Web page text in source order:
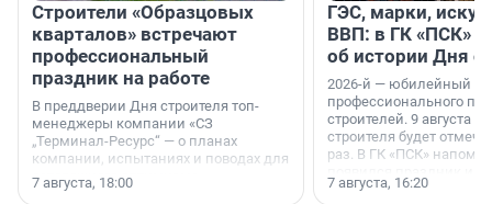
Строители «Образцовых
кварталов» встречают
профессиональный
праздник на работе
В преддверии Дня строителя топ-
менеджеры компании «СЗ
„Терминал-Ресурс“ — о планах
компании, испытаниях и поводах для
осторожного оптимизма.
7 августа, 18:00
ГЭС, марки,
ВВП: в ГК «ПСК»
об истории Дня
2026-й — юбилейный
профессионального
строителей. 9 августа
строителя будет
раз. В ГК «ПСК»
поменялась роль
7 августа, 16:20